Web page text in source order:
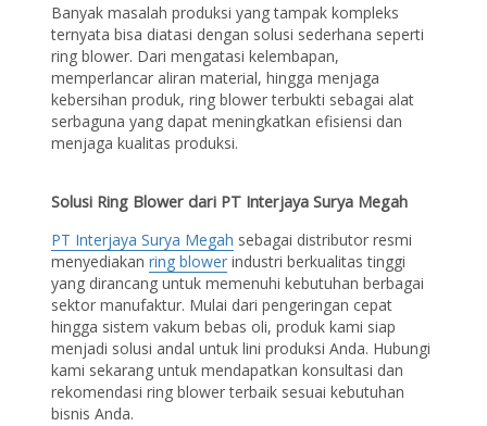
Banyak masalah produksi yang tampak kompleks
ternyata bisa diatasi dengan solusi sederhana seperti
ring blower. Dari mengatasi kelembapan,
memperlancar aliran material, hingga menjaga
kebersihan produk, ring blower terbukti sebagai alat
serbaguna yang dapat meningkatkan efisiensi dan
menjaga kualitas produksi.
Solusi Ring Blower dari PT Interjaya Surya Megah
PT Interjaya Surya Megah sebagai distributor resmi
menyediakanring blower industri berkualitas tinggi
yang dirancang untuk memenuhi kebutuhan berbagai
sektor manufaktur. Mulai dari pengeringan cepat
hingga sistem vakum bebas oli, produk kami siap
menjadi solusi andal untuk lini produksi Anda. Hubungi
kami sekarang untuk mendapatkan konsultasi dan
rekomendasi ring blower terbaik sesuai kebutuhan
bisnis Anda.